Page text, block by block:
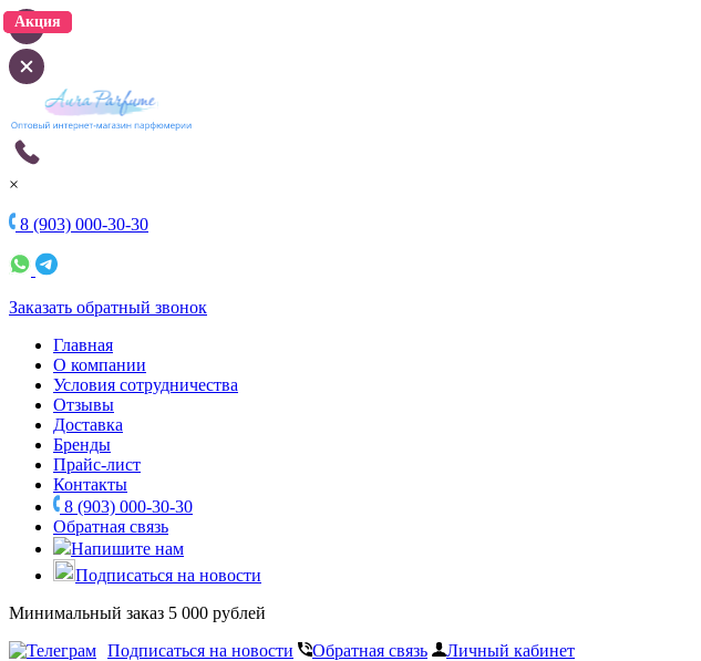
×
8 (903) 000-30-30
Заказать обратный звонок
Главная
О компании
Условия сотрудничества
Отзывы
Доставка
Бренды
Прайс-лист
Контакты
8 (903) 000-30-30
Обратная связь
Напишите нам
Подписаться на новости
Минимальный заказ 5 000 рублей
Подписаться на новости
Обратная связь Личный кабинет
Акция
Акция